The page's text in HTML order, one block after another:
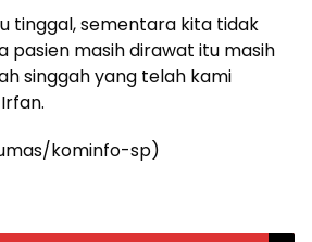
tinggal, sementara kita tidak
pasien masih dirawat itu masih
singgah yang telah kami
kominfo-sp)